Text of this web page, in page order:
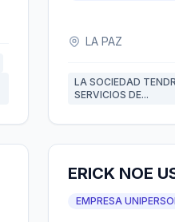
LA PAZ
LA SOCIEDAD
SERVICIOS DE...
ERICK NOE
EMPRESA